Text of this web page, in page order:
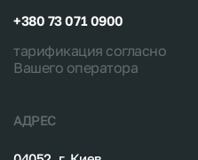
+380 73 071 0900
тарификация согласно
Вашего оператора
АДРЕС